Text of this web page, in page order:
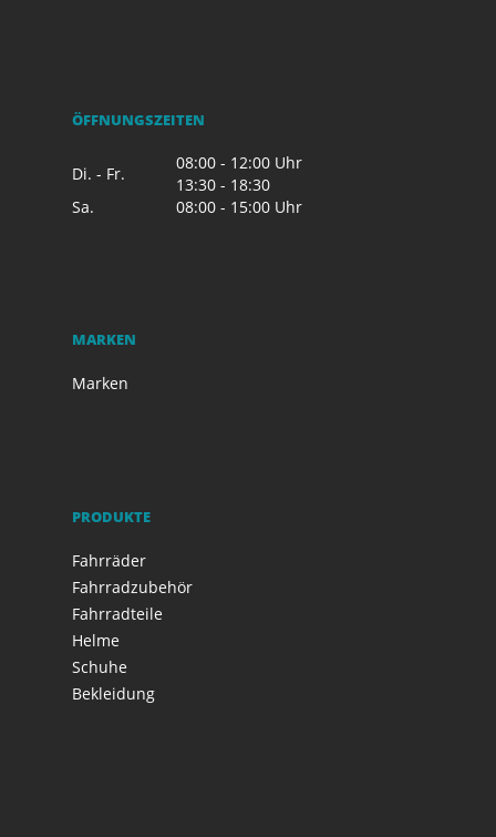
ÖFFNUNGSZEITEN
Di. - Fr.
08:00 - 12:00 Uhr
13:30 - 18:30
Sa.
08:00 - 15:00 Uhr
MARKEN
Marken
PRODUKTE
Fahrräder
Fahrradzubehör
Fahrradteile
Helme
Schuhe
Bekleidung